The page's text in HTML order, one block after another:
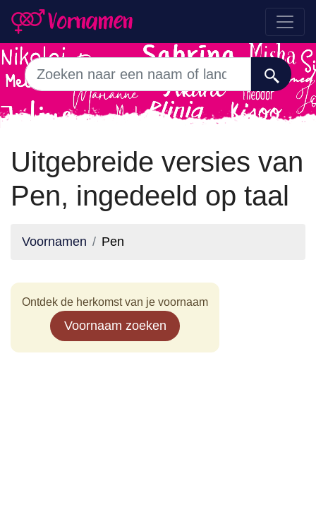
Uitgebreide versies van
Pen, ingedeeld op taal
Voornamen Pen
Ontdek de herkomst van je voornaam
Voornaam zoeken